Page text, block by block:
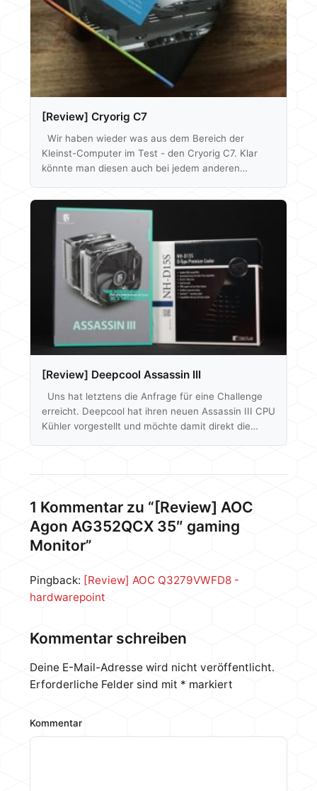
[Review] Cryorig C7
Wir haben wieder was aus dem Bereich der
Kleinst-Computer im Test - den Cryorig C7. Klar
könnte man diesen auch bei jedem anderen
eher auf die Prozessor-Kühlung in kleinen ITX
Systemen mit nur geringer Bauhöhe. Tatsächlich ist
der Kühlkörper flacher als die RAM Module unseres
Benchtables und die Verpackung ist gerade mal so
groß wie die einer CPU, aber stimmt denn auch die
Leistung? Wir haben…
[Review] Deepcool Assassin III
Uns hat letztens die Anfrage für eine Challenge
erreicht. Deepcool hat ihren neuen Assassin III CPU
Kühler vorgestellt und möchte damit direkt die
bzw. NH-D15S, den wir hier für den Artikel nutzen,
haben wir bereits in eigenständigen Artikeln
getestet. Aktuell wird der Assassin III…
1 Kommentar zu “[Review] AOC
Agon AG352QCX 35″ gaming
Monitor”
Pingback: [Review] AOC Q3279VWFD8 -
hardwarepoint
Kommentar schreiben
Deine E-Mail-Adresse wird nicht veröffentlicht.
Erforderliche Felder sind mit * markiert
Kommentar